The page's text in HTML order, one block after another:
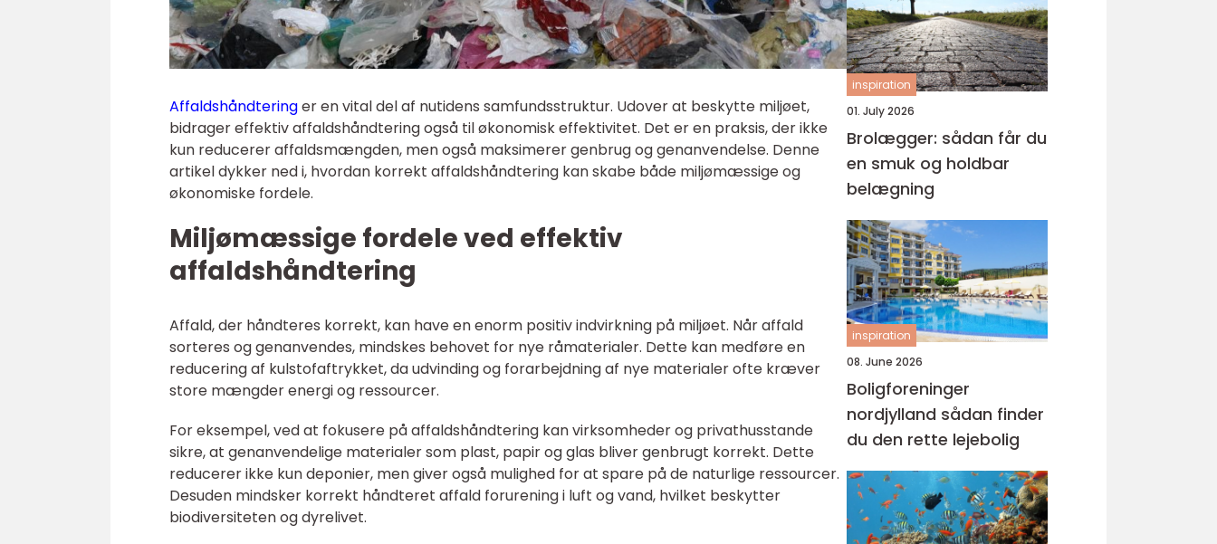
Affaldshåndteringer en vital del af nutidens samfundsstruktur. Udover at beskytte miljøet,
bidrager effektiv affaldshåndtering også til økonomisk effektivitet. Det er en praksis, der ikke
kun reducerer affaldsmængden, men også maksimerer genbrug og genanvendelse. Denne
artikel dykker ned i, hvordan korrekt affaldshåndtering kan skabe både miljømæssige og
økonomiske fordele.
Miljømæssige fordele ved effektiv
affaldshåndtering
Affald, der håndteres korrekt, kan have en enorm positiv indvirkning på miljøet. Når affald
sorteres og genanvendes, mindskes behovet for nye råmaterialer. Dette kan medføre en
reducering af kulstofaftrykket, da udvinding og forarbejdning af nye materialer ofte kræver
store mængder energi og ressourcer.
For eksempel, ved at fokusere på affaldshåndtering kan virksomheder og privathusstande
sikre, at genanvendelige materialer som plast, papir og glas bliver genbrugt korrekt. Dette
reducerer ikke kun deponier, men giver også mulighed for at spare på de naturlige ressourcer.
Desuden mindsker korrekt håndteret affald forurening i luft og vand, hvilket beskytter
biodiversiteten og dyrelivet.
inspiration
01. July 2026
Brolægger: sådan får du
en smuk og holdbar
belægning
inspiration
08. June 2026
Boligforeninger
nordjylland sådan finder
du den rette lejebolig